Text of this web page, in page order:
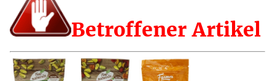
Betroffener Artikel